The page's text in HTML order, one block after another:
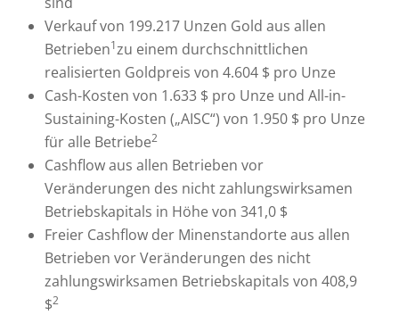
Verkauf von 199.217 Unzen Gold aus allen
Betrieben1zu einem durchschnittlichen
realisierten Goldpreis von 4.604 $ pro Unze
Cash-Kosten von 1.633 $ pro Unze und All-in-
Sustaining-Kosten („AISC“) von 1.950 $ pro Unze
für alle Betriebe2
Cashflow aus allen Betrieben vor
Veränderungen des nicht zahlungswirksamen
Betriebskapitals in Höhe von 341,0 $
Freier Cashflow der Minenstandorte aus allen
Betrieben vor Veränderungen des nicht
zahlungswirksamen Betriebskapitals von 408,9
$2